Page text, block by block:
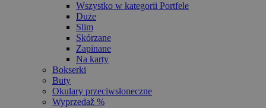
Wszystko w kategorii Portfele
Duże
Slim
Skórzane
Zapinane
Na karty
Bokserki
Buty
Okulary przeciwsłoneczne
Wyprzedaž %